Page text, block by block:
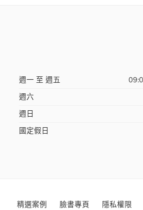
週一 至 週五
週六
週日
國定假日
精選案例 臉書專頁 隱私權限